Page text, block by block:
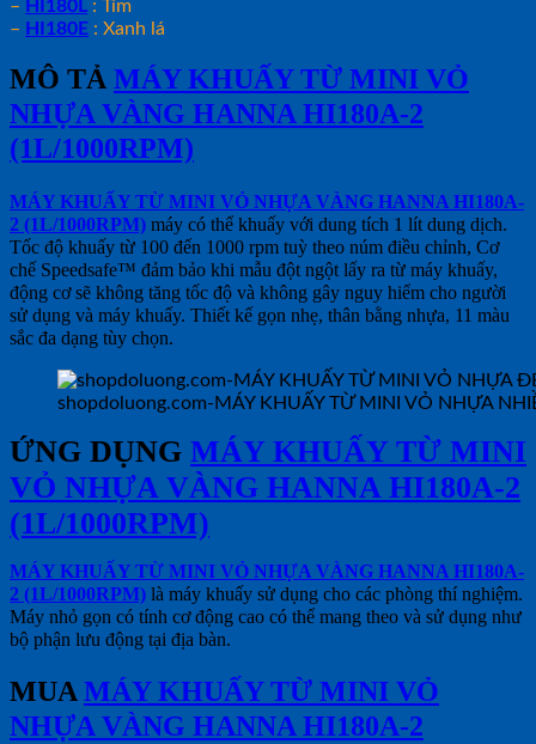
– HI180L : Tím
– HI180E : Xanh lá
MÔ TẢ MÁY KHUẤY TỪ MINI VỎ
NHỰA VÀNG HANNA HI180A-2
(1L/1000RPM)
MÁY KHUẤY TỪ MINI VỎ NHỰA VÀNG HANNA HI180A-
2 (1L/1000RPM) máy có thể khuấy với dung tích 1 lít dung dịch.
Tốc độ khuấy từ 100 đến 1000 rpm tuỳ theo núm điều chỉnh, Cơ
chế Speedsafe™ đảm bảo khi mẫu đột ngột lấy ra từ máy khuấy,
động cơ sẽ không tăng tốc độ và không gây nguy hiểm cho người
sử dụng và máy khuấy. Thiết kế gọn nhẹ, thân bằng nhựa, 11 màu
sắc đa dạng tùy chọn.
shopdoluong.com-MÁY KHUẤY TỪ MINI VỎ NHỰA
ỨNG DỤNG MÁY KHUẤY TỪ MINI
VỎ NHỰA VÀNG HANNA HI180A-2
(1L/1000RPM)
MÁY KHUẤY TỪ MINI VỎ NHỰA VÀNG HANNA HI180A-
2 (1L/1000RPM) là máy khuấy sử dụng cho các phòng thí nghiệm.
Máy nhỏ gọn có tính cơ động cao có thể mang theo và sử dụng như
bộ phận lưu động tại địa bàn.
MUAMÁY KHUẤY TỪ MINI VỎ
NHỰA VÀNG HANNA HI180A-2